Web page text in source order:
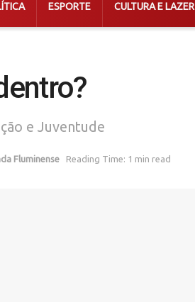
ESPORTE CULTURA E LAZER
e Juventude
Fluminense Reading Time: 1 min read